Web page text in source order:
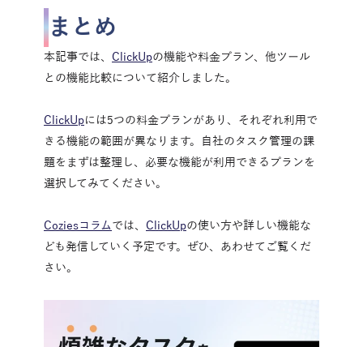
まとめ
本記事では、 ClickUpの機能や料金プラン、他ツール
との機能比較について紹介しました。
ClickUpには5つの料金プランがあり、それぞれ利用で
きる機能の範囲が異なります。自社のタスク管理の課
題をまずは整理し、必要な機能が利用できるプランを
選択してみてください。
Coziesコラムでは、 ClickUpの使い方や詳しい機能な
ども発信していく予定です。ぜひ、あわせてご覧くだ
さい。